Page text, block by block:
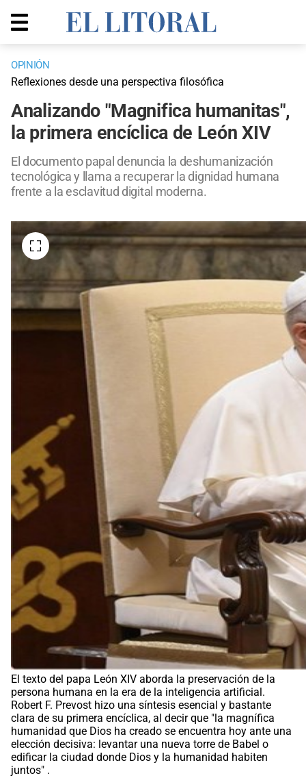
OPINIÓN
Reflexiones desde una perspectiva filosófica
Analizando "Magnifica humanitas",
la primera encíclica de León XIV
El documento papal denuncia la deshumanización
tecnológica y llama a recuperar la dignidad humana
frente a la esclavitud digital moderna.
El texto del papa León XIV aborda la preservación de la
persona humana en la era de la inteligencia artificial.
Robert F. Prevost hizo una síntesis esencial y bastante
clara de su primera encíclica, al decir que "la magnífica
humanidad que Dios ha creado se encuentra hoy ante una
elección decisiva: levantar una nueva torre de Babel o
edificar la ciudad donde Dios y la humanidad habiten
juntos" .